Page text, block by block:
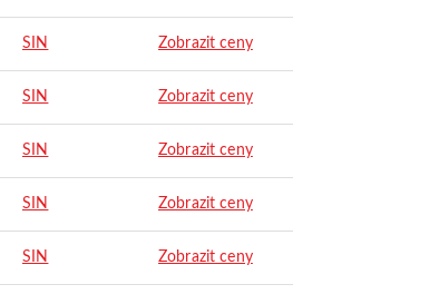
SIN Zobrazit ceny
SIN Zobrazit ceny
SIN Zobrazit ceny
SIN Zobrazit ceny
SIN Zobrazit ceny